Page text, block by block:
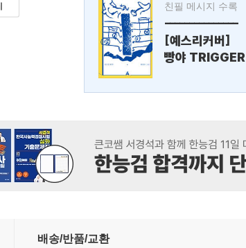
친필 메시지 수록
---------------
[예스리커버]
빵야 TRIGGER
배송/반품/교환